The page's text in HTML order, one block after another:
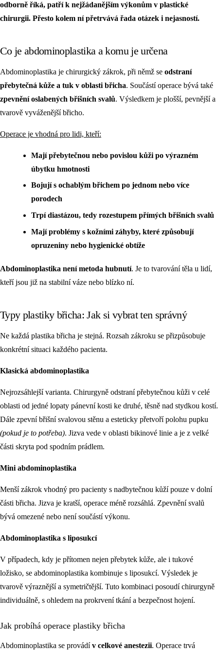
odborně říká, patří k nejžádanějším výkonům v plastické
chirurgii. Přesto kolem ní přetrvává řada otázek i nejasností.
Co je abdominoplastika a komu je určena
Abdominoplastika je chirurgický zákrok, při němž se odstraní
přebytečná kůže a tuk v oblasti břicha. Součástí operace bývá také
zpevnění oslabených břišních svalů. Výsledkem je plošší, pevnější a
tvarově vyváženější břicho.
Operace je vhodná pro lidi, kteří:
Mají přebytečnou nebo povislou kůži po výrazném
úbytku hmotnosti
Bojují s ochablým břichem po jednom nebo více
porodech
Trpí diastázou, tedy rozestupem přímých břišních svalů
Mají problémy s kožními záhyby, které způsobují
opruzeniny nebo hygienické obtíže
Abdominoplastika není metoda hubnutí. Je to tvarování těla u lidí,
kteří jsou již na stabilní váze nebo blízko ní.
Typy plastiky břicha: Jak si vybrat ten správný
Ne každá plastika břicha je stejná. Rozsah zákroku se přizpůsobuje
konkrétní situaci každého pacienta.
Klasická abdominoplastika
Nejrozsáhlejší varianta. Chirurgyně odstraní přebytečnou kůži v celé
oblasti od jedné lopaty pánevní kosti ke druhé, těsně nad stydkou kostí.
Dále zpevní břišní svalovou stěnu a esteticky přetvoří polohu pupku
(pokud je to potřeba). Jizva vede v oblasti bikinové linie a je z velké
části skryta pod spodním prádlem.
Mini abdominoplastika
Menší zákrok vhodný pro pacienty s nadbytečnou kůží pouze v dolní
části břicha. Jizva je kratší, operace méně rozsáhlá. Zpevnění svalů
bývá omezené nebo není součástí výkonu.
Abdominoplastika s liposukcí
V případech, kdy je přítomen nejen přebytek kůže, ale i tukové
ložisko, se abdominoplastika kombinuje s liposukcí. Výsledek je
tvarově výraznější a symetričtější. Tuto kombinaci posoudí chirurgyně
individuálně, s ohledem na prokrvení tkání a bezpečnost hojení.
Jak probíhá operace plastiky břicha
Abdominoplastika se provádív celkové anestezii. Operace trvá